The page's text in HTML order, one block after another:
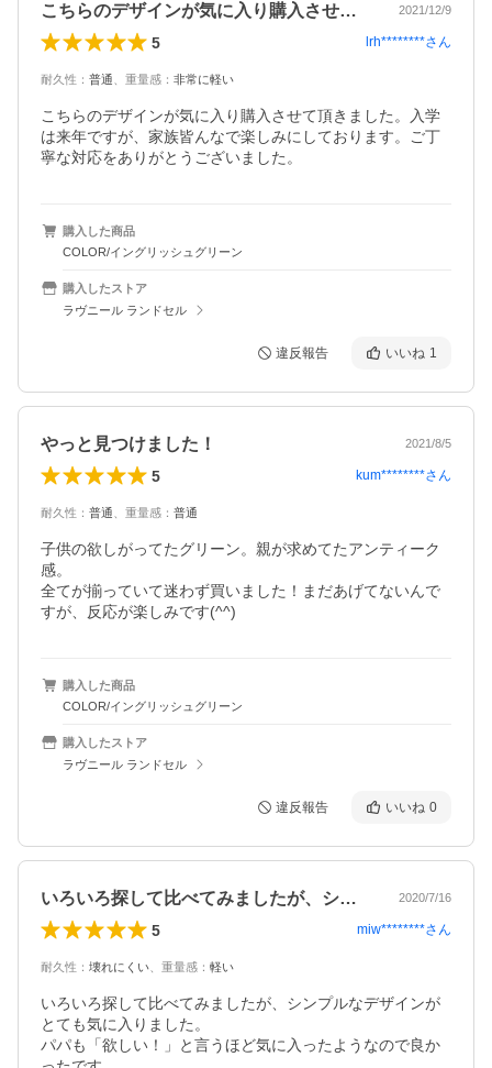
こちらのデザインが気に入り購入させて頂… 2021/12/9
5 lrh********さん
耐久性 ： 普通 重量感 ： 非常に軽い
こちらのデザインが気に入り購入させて頂きました。入学
は来年ですが、家族皆んなで楽しみにしております。ご丁
寧な対応をありがとうございました。
購入した商品
COLOR/イングリッシュグリーン
購入したストア
ラヴニール ランドセル
違反報告 いいね 1
やっと見つけました！ 2021/8/5
5 kum********さん
耐久性 ： 普通 重量感 ： 普通
子供の欲しがってたグリーン。親が求めてたアンティーク
感。
全てが揃っていて迷わず買いました！まだあげてないんで
すが、反応が楽しみです(^^)
購入した商品
COLOR/イングリッシュグリーン
購入したストア
ラヴニール ランドセル
違反報告 いいね 0
いろいろ探して比べてみましたが、シンプ… 2020/7/16
5 miw********さん
耐久性 ： 壊れにくい 重量感 ： 軽い
いろいろ探して比べてみましたが、シンプルなデザインが
とても気に入りました。
パパも「欲しい！」と言うほど気に入ったようなので良か